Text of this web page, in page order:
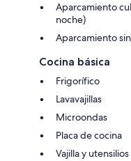
Aparcamiento
noche)
Aparcamiento
Cocina básica
Frigorífico
Lavavajillas
Microondas
Placa de cocina
Vajilla y